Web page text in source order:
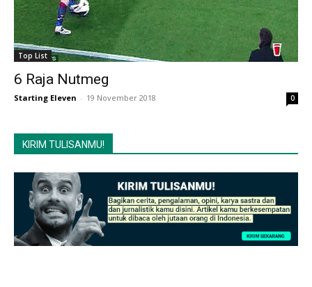
Top List
6 Raja Nutmeg
Starting Eleven - 19 November 2018 0
KIRIM TULISANMU!